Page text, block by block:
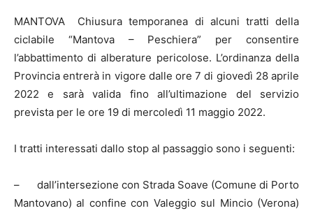
MANTOVA Chiusura temporanea di alcuni tratti della
ciclabile “Mantova – Peschiera” per consentire
l’abbattimento di alberature pericolose. L’ordinanza della
Provincia entrerà in vigore dalle ore 7 di giovedì 28 aprile
2022 e sarà valida fino all’ultimazione del servizio
prevista per le ore 19 di mercoledì 11 maggio 2022.
I tratti interessati dallo stop al passaggio sono i seguenti:
–
dall’intersezione con Strada Soave (Comune di Porto
Mantovano) al confine con Valeggio sul Mincio (Verona)